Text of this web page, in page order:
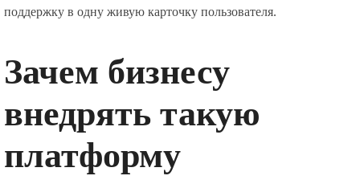
поддержку в одну живую карточку пользователя.
Зачем бизнесу
внедрять такую
платформу